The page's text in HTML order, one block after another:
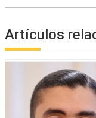
Artículos